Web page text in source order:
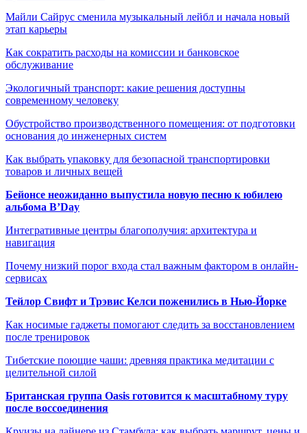
Майли Сайрус сменила музыкальный лейбл и начала новый
этап карьеры
Как сократить расходы на комиссии и банковское
обслуживание
Экологичный транспорт: какие решения доступны
современному человеку
Обустройство производственного помещения: от подготовки
основания до инженерных систем
Как выбрать упаковку для безопасной транспортировки
товаров и личных вещей
Бейонсе неожиданно выпустила новую песню к юбилею
альбома B’Day
Интегративные центры благополучия: архитектура и
навигация
Почему низкий порог входа стал важным фактором в онлайн-
сервисах
Тейлор Свифт и Трэвис Келси поженились в Нью-Йорке
Как носимые гаджеты помогают следить за восстановлением
после тренировок
Тибетские поющие чаши: древняя практика медитации с
целительной силой
Британская группа Oasis готовится к масштабному туру
после воссоединения